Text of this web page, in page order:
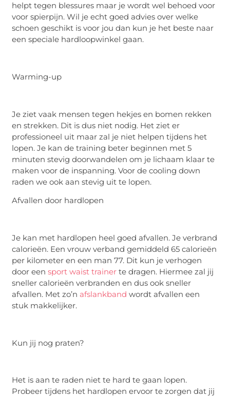
helpt tegen blessures maar je wordt wel behoed voor
voor spierpijn. Wil je echt goed advies over welke
schoen geschikt is voor jou dan kun je het beste naar
een speciale hardloopwinkel gaan.
Warming-up
Je ziet vaak mensen tegen hekjes en bomen rekken
en strekken. Dit is dus niet nodig. Het ziet er
professioneel uit maar zal je niet helpen tijdens het
lopen. Je kan de training beter beginnen met 5
minuten stevig doorwandelen om je lichaam klaar te
maken voor de inspanning. Voor de cooling down
raden we ook aan stevig uit te lopen.
Afvallen door hardlopen
Je kan met hardlopen heel goed afvallen. Je verbrand
calorieën. Een vrouw verband gemiddeld 65 calorieën
per kilometer en een man 77. Dit kun je verhogen
door eensport waist trainer te dragen. Hiermee zal jij
sneller calorieën verbranden en dus ook sneller
afvallen. Met zo’n afslankband wordt afvallen een
stuk makkelijker.
Kun jij nog praten?
Het is aan te raden niet te hard te gaan lopen.
Probeer tijdens het hardlopen ervoor te zorgen dat jij